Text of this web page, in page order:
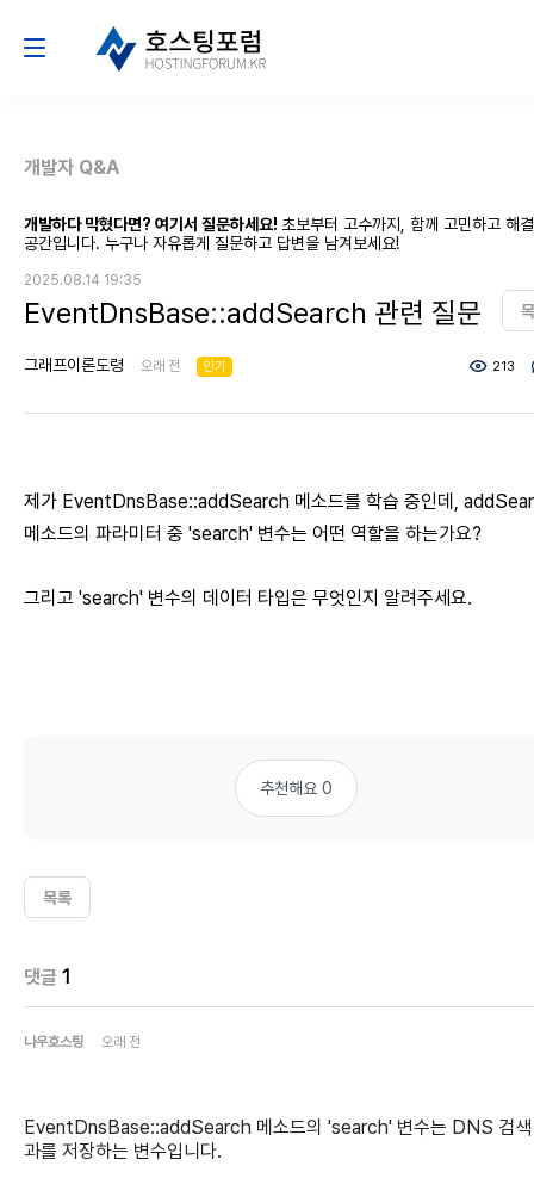
개발자 Q&A
개발하다 막혔다면? 여기서 질문하세요! 초보부터 고수까지, 함께 고민하고 해
공간입니다. 누구나 자유롭게 질문하고 답변을 남겨보세요!
2025.08.14 19:35
EventDnsBase::addSearch 관련 질문
그래프이론도령 오래 전 인기 213
제가 EventDnsBase::addSearch 메소드를 학습 중인데,
메소드의 파라미터 중 'search' 변수는 어떤 역할을 하는가요?
그리고 'search' 변수의 데이터 타입은 무엇인지 알려주세요.
추천해요 0
목록
댓글 1
나우호스팅 오래 전
EventDnsBase::addSearch 메소드의 'search' 변수는 DNS 검색
과를 저장하는 변수입니다.